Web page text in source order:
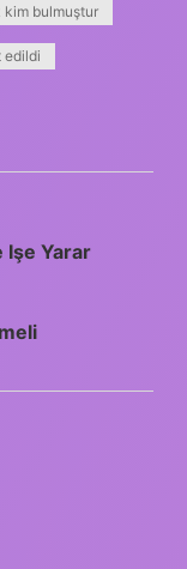
kim bulmuştur
edildi
Işe Yarar